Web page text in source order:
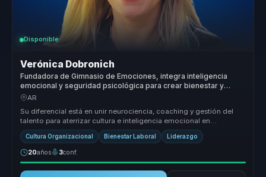
Disponible
Verónica Dobronich
Fundadora de Gimnasio de Emociones, integra inteligencia
emocional y seguridad psicológica para crear bienestar y
liderazgo humano en líderes y equipos.
AR
Su diferencial está en unir neurociencia, coaching y gestión del
talento para aterrizar cultura e inteligencia emocional en
herramientas ...
Cultura Organizacional Bienestar Laboral Liderazgo
20años 3conf.